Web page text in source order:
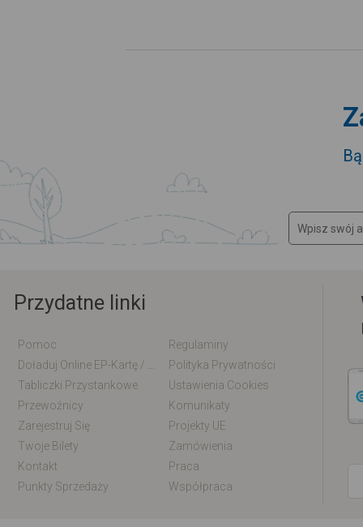
Przydatne linki
Pomoc
Regulaminy
Polityka Prywatności
Tabliczki Przystankowe
Ustawienia Cookies
Przewoźnicy
Komunikaty
Zarejestruj Się
Projekty UE
Twoje Bilety
Zamówienia
Kontakt
Praca
Punkty Sprzedaży
Współpraca